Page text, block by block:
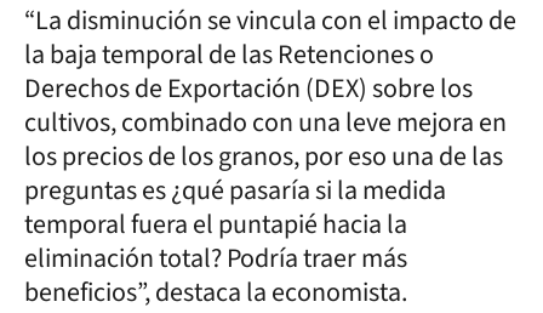
“La disminución se vincula con el impacto de
la baja temporal de las Retenciones o
Derechos de Exportación (DEX) sobre los
cultivos, combinado con una leve mejora en
los precios de los granos, por eso una de las
preguntas es ¿qué pasaría si la medida
temporal fuera el puntapié hacia la
eliminación total? Podría traer más
beneficios”, destaca la economista.